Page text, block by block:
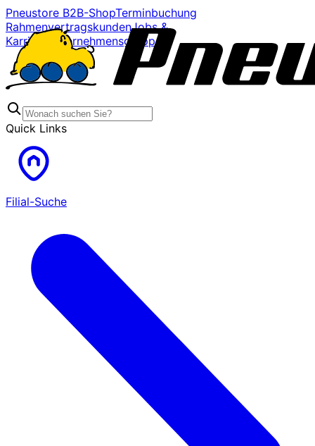
Pneustore B2B-ShopTerminbuchung
RahmenvertragskundenJobs &
Karriere
Unternehmensgruppe
Quick Links
Filial-Suche